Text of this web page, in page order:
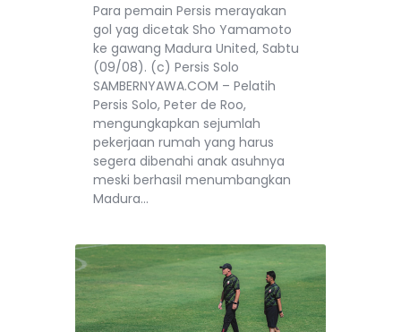
Para pemain Persis merayakan
gol yag dicetak Sho Yamamoto
ke gawang Madura United, Sabtu
(09/08). (c) Persis Solo
SAMBERNYAWA.COM – Pelatih
Persis Solo, Peter de Roo,
mengungkapkan sejumlah
pekerjaan rumah yang harus
segera dibenahi anak asuhnya
meski berhasil menumbangkan
Madura…